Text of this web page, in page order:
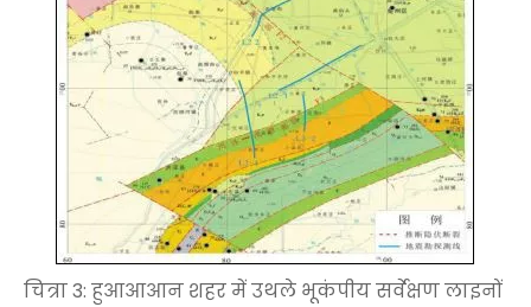
चित्रा 3: हुआआआन शहर में उथले भूकंपीय सर्वेक्षण लाइनों